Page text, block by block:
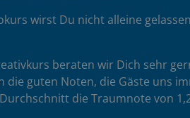
wirst Du nicht alleine
beraten wir Dich sehr
guten Noten, die Gäste uns
die Traumnote von